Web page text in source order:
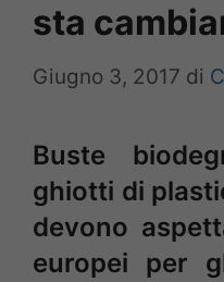
sta
Giugno 3, 2017 di
Buste
ghiotti di
devono
europei per